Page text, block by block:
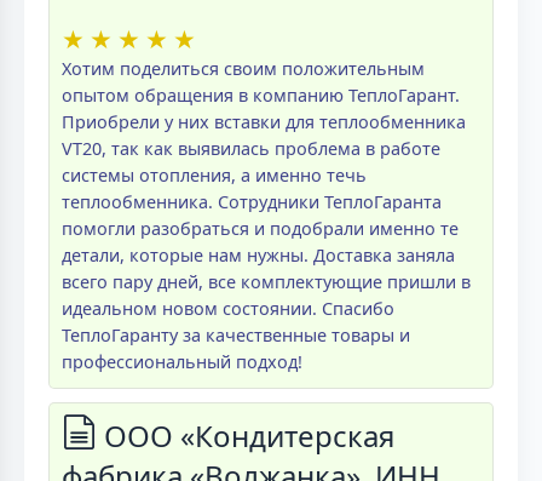
★ ★ ★ ★ ★
Хотим поделиться своим положительным
опытом обращения в компанию ТеплоГарант.
Приобрели у них вставки для теплообменника
VT20, так как выявилась проблема в работе
системы отопления, а именно течь
теплообменника. Сотрудники ТеплоГаранта
помогли разобраться и подобрали именно те
детали, которые нам нужны. Доставка заняла
всего пару дней, все комплектующие пришли в
идеальном новом состоянии. Спасибо
ТеплоГаранту за качественные товары и
профессиональный подход!
ООО «Кондитерская